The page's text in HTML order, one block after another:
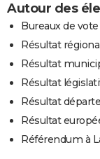
Autour des
Bureaux de
Résultat
Résultat
Résultat
Résultat
Résultat
Référendum à